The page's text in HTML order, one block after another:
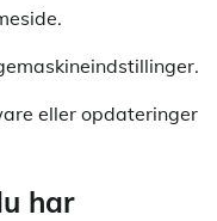
eller opdateringer
har